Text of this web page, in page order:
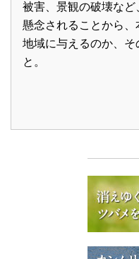
被害、景観の破壊な
懸念されることから
地域に与えるのか、そ
と。